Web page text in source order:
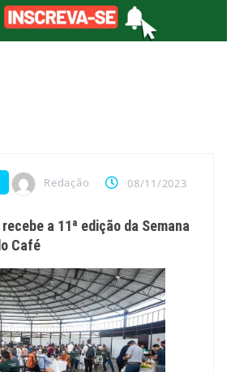
Redação 08/11/2023
a 11ª edição da Semana
Café